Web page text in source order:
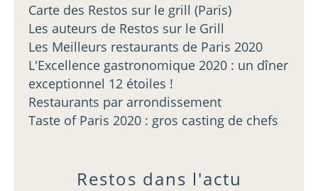
Carte des Restos sur le grill (Paris)
Les auteurs de Restos sur le Grill
Les Meilleurs restaurants de Paris 2020
L'Excellence gastronomique 2020 : un dîner
exceptionnel 12 étoiles !
Restaurants par arrondissement
Taste of Paris 2020 : gros casting de chefs
Restos dans l'actu